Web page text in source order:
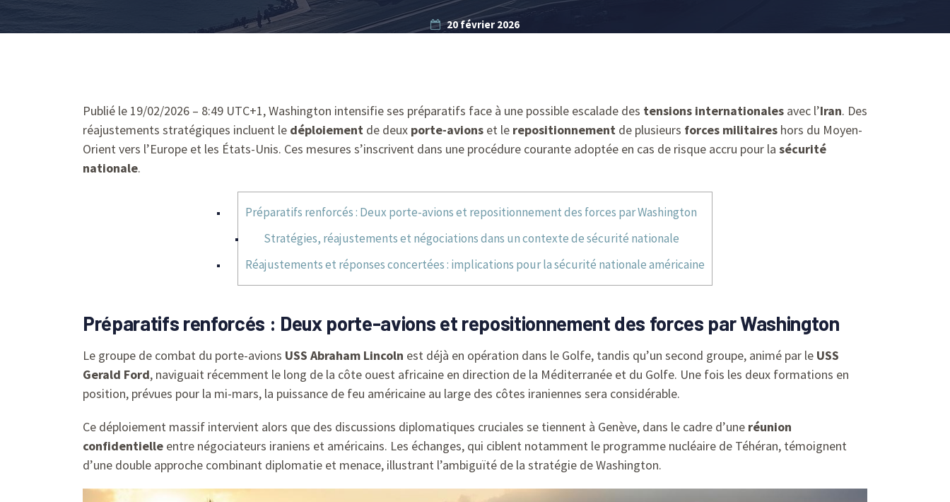
20 février 2026
Publié le 19/02/2026 – 8:49 UTC+1, Washington intensifie ses préparatifs face à une possible escalade des tensions internationales avec l’Iran. Des
réajustements stratégiques incluent le déploiement de deux porte-avions et le repositionnement de plusieurs forces militaires hors du Moyen-
Orient vers l’Europe et les États-Unis. Ces mesures s’inscrivent dans une procédure courante adoptée en cas de risque accru pour la sécurité
nationale.
Préparatifs renforcés : Deux porte-avions et repositionnement des forces par Washington
Stratégies, réajustements et négociations dans un contexte de sécurité nationale
Réajustements et réponses concertées : implications pour la sécurité nationale américaine
Préparatifs renforcés : Deux porte-avions et repositionnement des forces par Washington
Le groupe de combat du porte-avions USS Abraham Lincoln est déjà en opération dans le Golfe, tandis qu’un second groupe, animé par le USS
Gerald Ford, naviguait récemment le long de la côte ouest africaine en direction de la Méditerranée et du Golfe. Une fois les deux formations en
position, prévues pour la mi-mars, la puissance de feu américaine au large des côtes iraniennes sera considérable.
Ce déploiement massif intervient alors que des discussions diplomatiques cruciales se tiennent à Genève, dans le cadre d’une réunion
confidentielle entre négociateurs iraniens et américains. Les échanges, qui ciblent notamment le programme nucléaire de Téhéran, témoignent
d’une double approche combinant diplomatie et menace, illustrant l’ambiguïté de la stratégie de Washington.